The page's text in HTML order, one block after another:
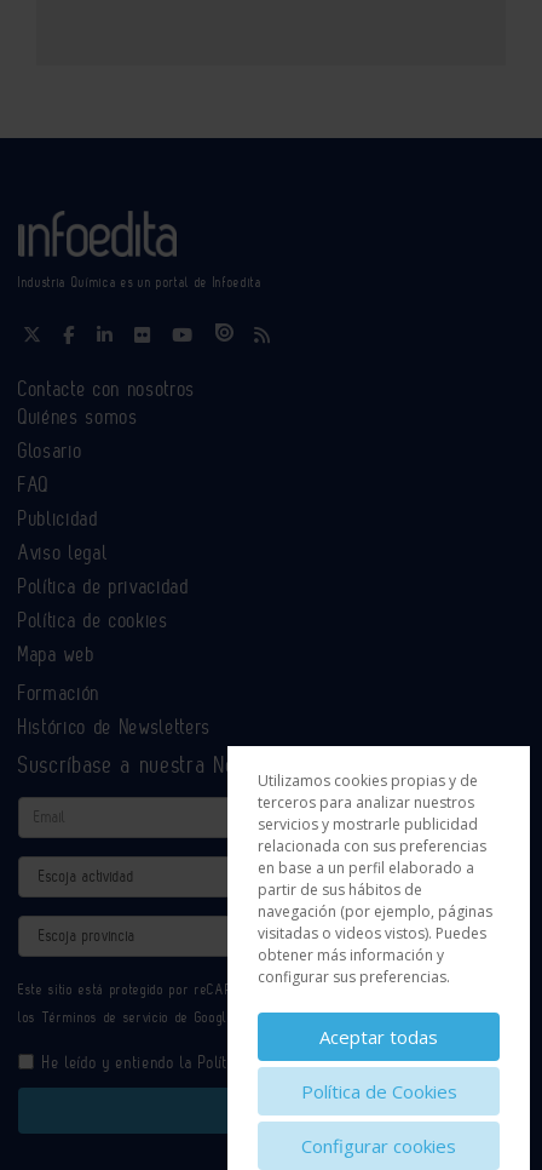
Industria Química es un portal de Infoedita
Contacte con nosotros
Quiénes somos
Glosario
FAQ
Publicidad
Aviso legal
Política de privacidad
Política de cookies
Mapa web
Formación
Histórico de Newsletters
Suscríbase a nuestra Newsletter
Email
Actividad
Provincia
Este sitio está protegido por reCAPTCHA y se aplican la
los Términos de servicio de Google.
He leído y entiendo la Política de Privacidad
Enviar
Utilizamos cookies propias y de
terceros para analizar nuestros
servicios y mostrarle publicidad
relacionada con sus preferencias
en base a un perfil elaborado a
partir de sus hábitos de
navegación (por ejemplo, páginas
visitadas o videos vistos). Puedes
obtener más información y
configurar sus preferencias.
Aceptar todas
Política de Cookies
Configurar cookies